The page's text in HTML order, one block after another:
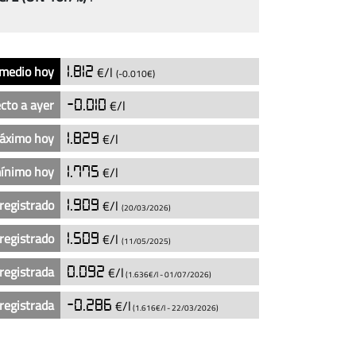
hoy 1.812 €/l (-0.010€)
a ayer -0.010 €/l
hoy
1.829 €/l
hoy
1.775 €/l
1.909 €/l (20/03/2026)
1.509 €/l (11/05/2025)
0.092 €/l (1.636€/l -01/07/2026)
-0.286 €/l (1.616€/l -22/03/2026)